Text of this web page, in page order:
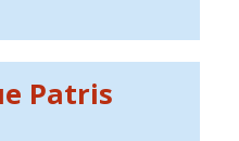
Patris